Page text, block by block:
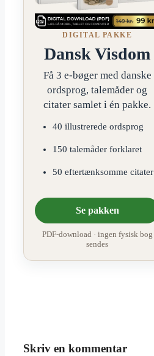
DIGITAL PAKKE
Dansk Visdom
Få 3 e-bøger med danske
ordsprog, talemåder og
citater samlet i én pakke.
40 illustrerede ordsprog
150 talemåder forklaret
50 eftertænksomme citater
Se pakken
PDF-download · ingen fysisk bog
sendes
Skriv en kommentar